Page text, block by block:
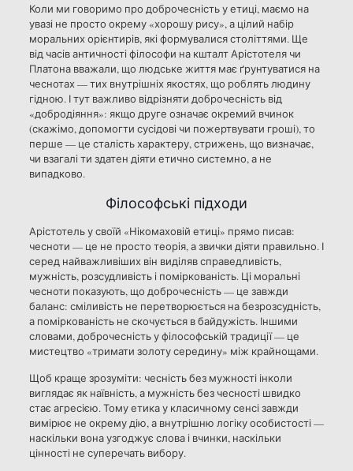
Коли ми говоримо про доброчесність у етиці, маємо на
увазі не просто окрему «хорошу рису», а цілий набір
моральних орієнтирів, які формувалися століттями. Ще
від часів античності філософи на кшталт Арістотеля чи
Платона вважали, що людське життя має ґрунтуватися на
чеснотах — тих внутрішніх якостях, що роблять людину
гідною. І тут важливо відрізняти доброчесність від
«добродіяння»: якщо друге означає окремий вчинок
(скажімо, допомогти сусідові чи пожертвувати гроші), то
перше — це сталість характеру, стрижень, що визначає,
чи взагалі ти здатен діяти етично системно, а не
випадково.
Філософські підходи
Арістотель у своїй «Нікомаховій етиці» прямо писав:
чесноти — це не просто теорія, а звички діяти правильно. І
серед найважливіших він виділяв справедливість,
мужність, розсудливість і поміркованість. Ці моральні
чесноти показують, що доброчесність — це завжди
баланс: сміливість не перетворюється на безрозсудність,
а поміркованість не скочується в байдужість. Іншими
словами, доброчесність у філософській традиції — це
мистецтво «тримати золоту середину» між крайнощами.
Щоб краще зрозуміти: чесність без мужності інколи
виглядає як наївність, а мужність без чесності швидко
стає агресією. Тому етика у класичному сенсі завжди
вимірює не окрему дію, а внутрішню логіку особистості —
наскільки вона узгоджує слова і вчинки, наскільки
цінності не суперечать вибору.